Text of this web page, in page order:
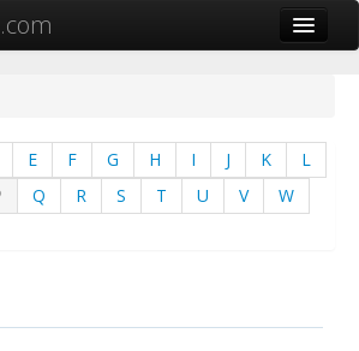
E F G H I J K
L
Q R S T U V
W